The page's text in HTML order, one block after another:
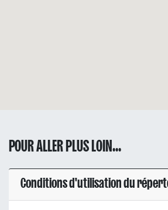
POUR ALLER PLUS LOIN...
Conditions d'utilisation du